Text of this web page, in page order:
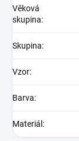
Věková
skupina:
Skupina:
Vzor:
Barva:
Materiál :